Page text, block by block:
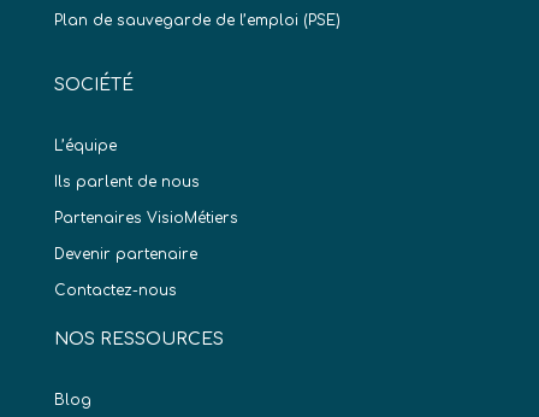
Plan de sauvegarde de l’emploi (PSE)
SOCIÉTÉ
L’équipe
Ils parlent de nous
Partenaires VisioMétiers
Devenir partenaire
Contactez-nous
NOS RESSOURCES
Blog